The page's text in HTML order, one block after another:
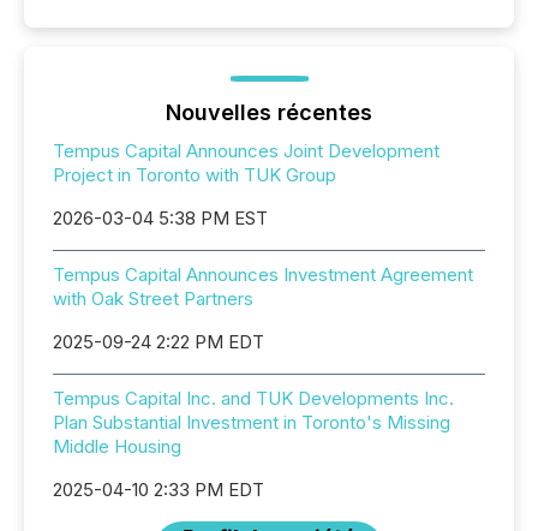
Nouvelles récentes
Tempus Capital Announces Joint Development
Project in Toronto with TUK Group
2026-03-04 5:38 PM EST
Tempus Capital Announces Investment Agreement
with Oak Street Partners
2025-09-24 2:22 PM EDT
Tempus Capital Inc. and TUK Developments Inc.
Plan Substantial Investment in Toronto's Missing
Middle Housing
2025-04-10 2:33 PM EDT